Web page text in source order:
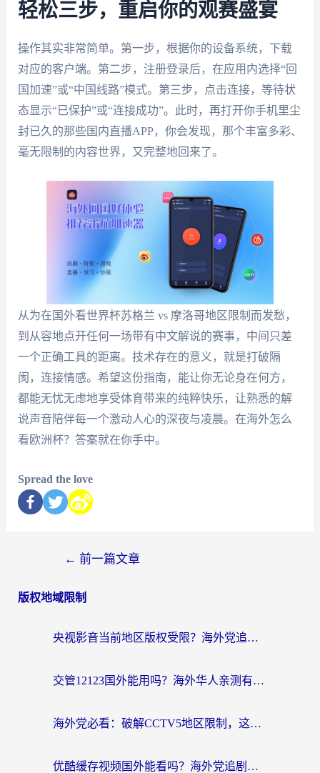
轻松三步，重启你的观赛盛宴
操作其实非常简单。第一步，根据你的设备系统，下载
对应的客户端。第二步，注册登录后，在应用内选择“回
国加速”或“中国线路”模式。第三步，点击连接，等待状
态显示“已保护”或“连接成功”。此时，再打开你手机里尘
封已久的那些国内直播APP，你会发现，那个丰富多彩、
毫无限制的内容世界，又完整地回来了。
从为在国外看世界杯苏格兰 vs 摩洛哥地区限制而发愁，
到从容地点开任何一场带有中文解说的赛事，中间只差
一个正确工具的距离。技术存在的意义，就是打破隔
阂，连接情感。希望这份指南，能让你无论身在何方，
都能无忧无虑地享受体育带来的纯粹快乐，让熟悉的解
说声音陪伴每一个激动人心的深夜与凌晨。在海外怎么
看欧洲杯？答案就在你手中。
Spread the love
← 前一篇文章
版权地域限制
央视影音当前地区版权受限？海外党追剧看片的终极解决方案来了
交管12123国外能用吗？海外华人亲测有效的回国加速器选择指南
海外党必看：破解CCTV5地区限制，这样看欧洲杯奥运直播才够爽！
优酷缓存视频国外能看吗？海外党追剧看片的终极解决方案来了